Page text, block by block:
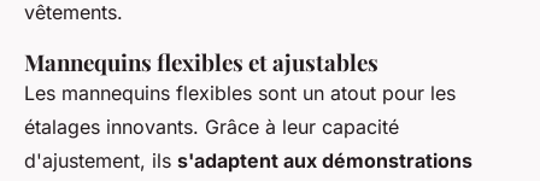
vêtements.
Mannequins flexibles et ajustables
Les mannequins flexibles sont un atout pour les
étalages innovants. Grâce à leur capacité
d'ajustement, ils s'adaptent aux démonstrations